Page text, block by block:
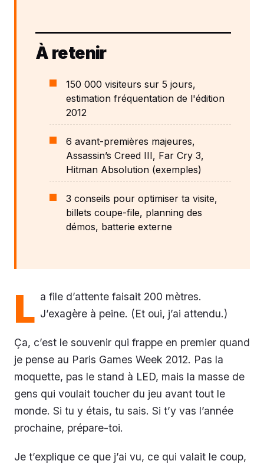
À retenir
150 000 visiteurs sur 5 jours,
estimation fréquentation de l'édition
2012
6 avant-premières majeures,
Assassin’s Creed III, Far Cry 3,
Hitman Absolution (exemples)
3 conseils pour optimiser ta visite,
billets coupe-file, planning des
démos, batterie externe
L a file d’attente faisait 200 mètres.
J’exagère à peine. (Et oui, j’ai attendu.)
Ça, c’est le souvenir qui frappe en premier quand
je pense au Paris Games Week 2012. Pas la
moquette, pas le stand à LED, mais la masse de
gens qui voulait toucher du jeu avant tout le
monde. Si tu y étais, tu sais. Si t’y vas l’année
prochaine, prépare-toi.
Je t’explique ce que j’ai vu, ce qui valait le coup,